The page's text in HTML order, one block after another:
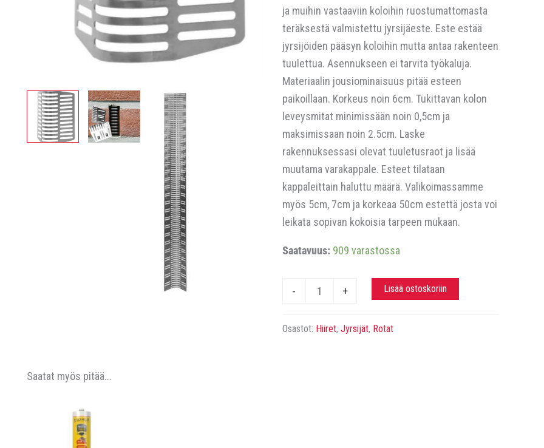
ja muihin vastaaviin koloihin ruostumattomasta
teräksestä valmistettu jyrsijäeste. Este estää
jyrsijöiden pääsyn koloihin mutta antaa rakenteen
tuulettua. Asennukseen ei tarvita työkaluja.
Materiaalin jousiominaisuus pitää esteen
paikoillaan. Korkeus noin 6cm. Tukittavan kolon
leveysmitat minimissään noin 0,5cm ja
maksimissaan noin 2.5cm. Laske
rakennuksessasi olevat tuuletusraot ja lisää
muutama varakappale. Esteet tilataan
kappaleittain haluttu määrä. Valikoimassamme
myös 5cm, 7cm ja korkeaa 50cm estettä josta voi
leikata sopivan kokoisia tarpeen mukaan.
Saatavuus: 909 varastossa
-
Jyrsijäeste
tiilivuorauksen
+ Lisää ostoskoriin
Osastot: Hiiret, Jyrsijät, Rotat
Saatat myös pitää...